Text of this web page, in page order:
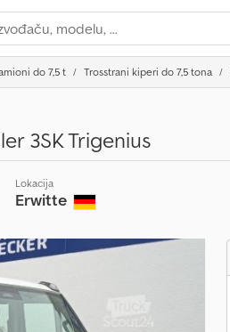
do 7,5 t Trosstrani kiperi do 7,5 tona
3SK Trigenius
Lokacija
Erwitte